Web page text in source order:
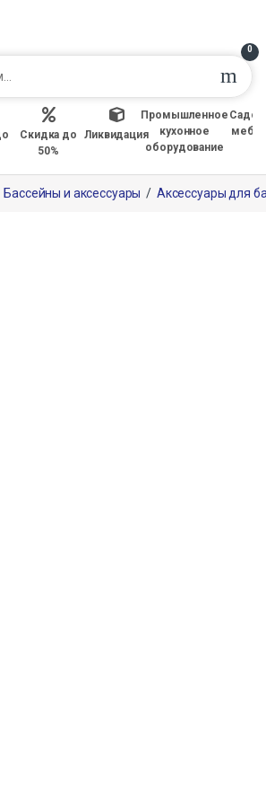
0
Скидка до
50%
Ликвидация
Промышленное
кухонное
оборудование
Бассейны и аксессуары / Аксессуары для